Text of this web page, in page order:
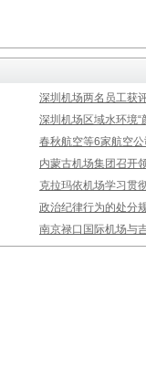
深圳机场两名员工获
深圳机场区域水环境“
春秋航空等6家航空
内蒙古机场集团召开
克拉玛依机场学习贯
政治纪律行为的处分
南京禄口国际机场与